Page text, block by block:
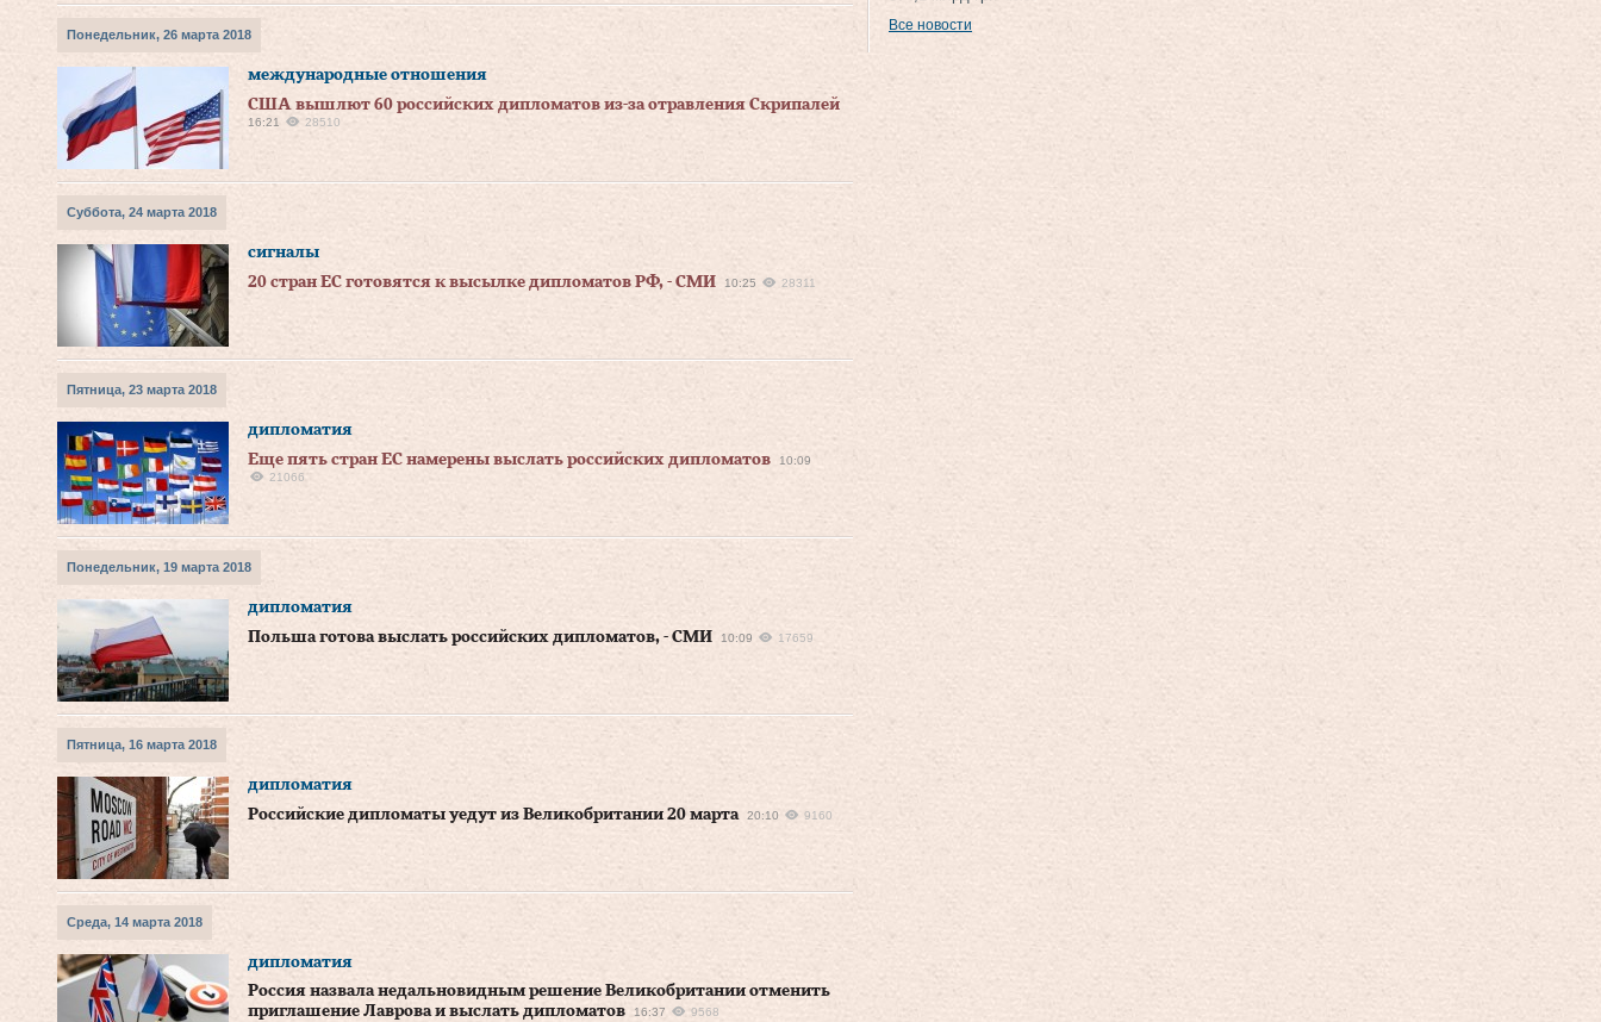
Понедельник, 26 марта 2018
международные отношения
США вышлют 60 российских дипломатов из-за отравления Скрипалей
16:21 28510
Суббота, 24 марта 2018
сигналы
20 стран ЕС готовятся к высылке дипломатов РФ, - СМИ
10:25 28311
Пятница, 23 марта 2018
дипломатия
Еще пять стран ЕС намерены выслать российских дипломатов
10:09
21066
Понедельник, 19 марта 2018
дипломатия
Польша готова выслать российских дипломатов, - СМИ
10:09 17659
Пятница, 16 марта 2018
дипломатия
Российские дипломаты уедут из Великобритании 20 марта
20:10 9160
Среда, 14 марта 2018
дипломатия
Россия назвала недальновидным решение Великобритании отменить
приглашение Лаврова и выслать дипломатов
16:37 9568
Все новости